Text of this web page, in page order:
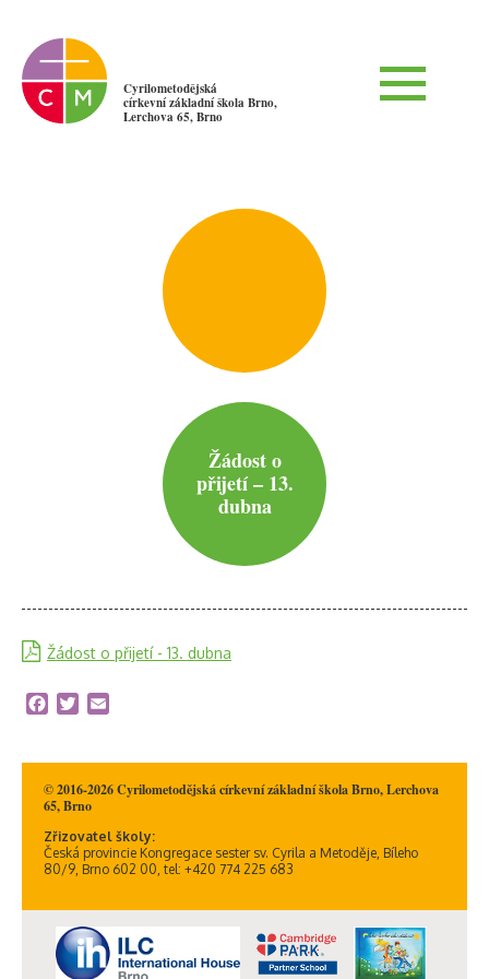
Cyrilometodějská
církevní základní škola Brno,
Lerchova 65, Brno
Žádost o
přijetí – 13.
dubna
Žádost o přijetí - 13. dubna
Facebook
Twitter
© 2016-2026 Cyrilometodějská církevní základní škola Brno, Lerchova
65, Brno
Zřizovatel školy:
Česká provincie Kongregace sester sv. Cyrila a Metoděje, Bíleho
80/9, Brno 602 00, tel: +420 774 225 683